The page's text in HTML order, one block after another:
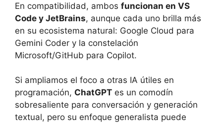
En compatibilidad, ambos funcionan en VS
Code y JetBrains, aunque cada uno brilla más
en su ecosistema natural: Google Cloud para
Gemini Coder y la constelación
Microsoft/GitHub para Copilot.
Si ampliamos el foco a otras IA útiles en
programación, ChatGPT es un comodín
sobresaliente para conversación y generación
textual, pero su enfoque generalista puede